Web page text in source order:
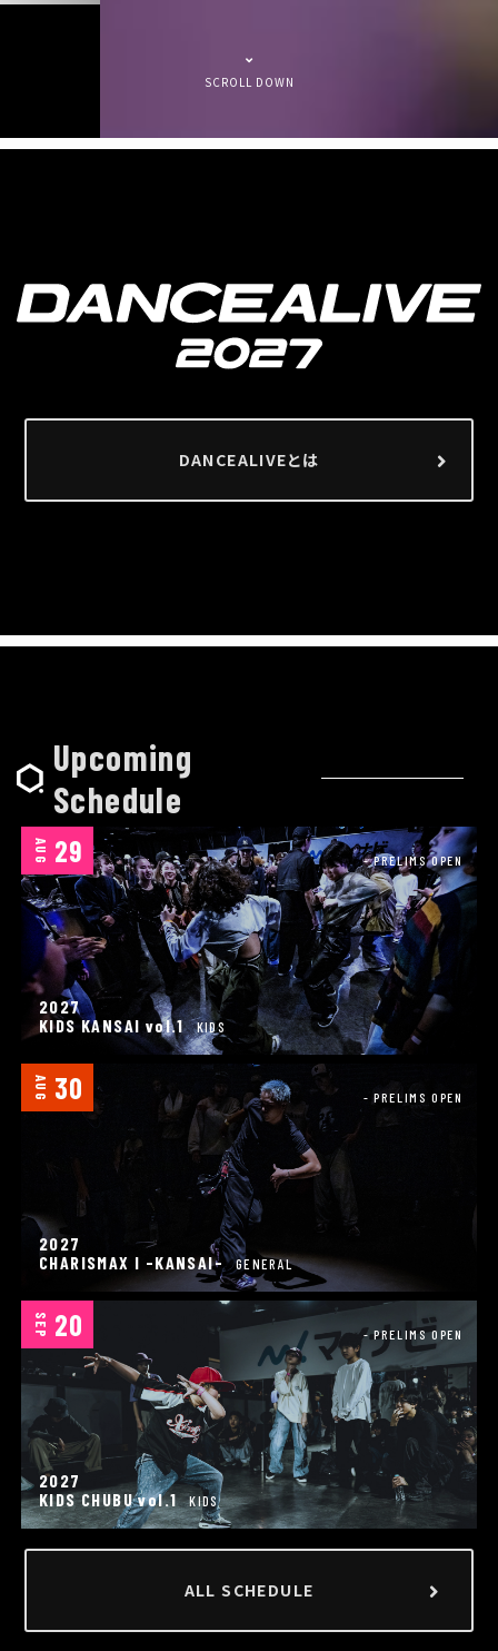
SCROLL DOWN
DANCEALIVEとは
Upcoming
Schedule
AUG 29 - PRELIMS OPEN
2027
KIDS KANSAI vol.1 KIDS
AUG 30 - PRELIMS OPEN
2027
CHARISMAX I -KANSAI- GENERAL
SEP 20 - PRELIMS OPEN
2027
KIDS CHUBU vol.1 KIDS
ALL SCHEDULE